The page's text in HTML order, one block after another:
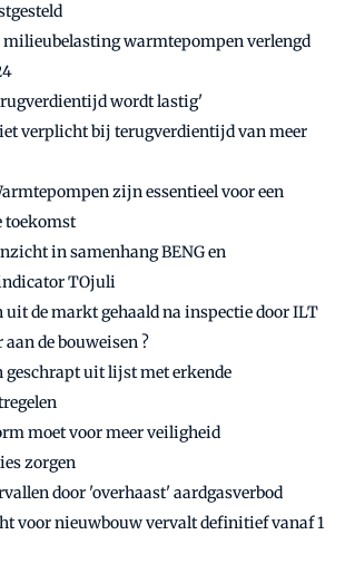
warmtepompen verlengd
wordt lastig'
verplicht bij terugverdientijd van meer
zijn essentieel voor een
toekomst
in samenhang BENG en
TOjuli
de markt gehaald na inspectie door ILT
de bouweisen ?
geschrapt uit lijst met erkende
moet voor meer veiligheid
zorgen
door 'overhaast' aardgasverbod
voor nieuwbouw vervalt definitief vanaf 1